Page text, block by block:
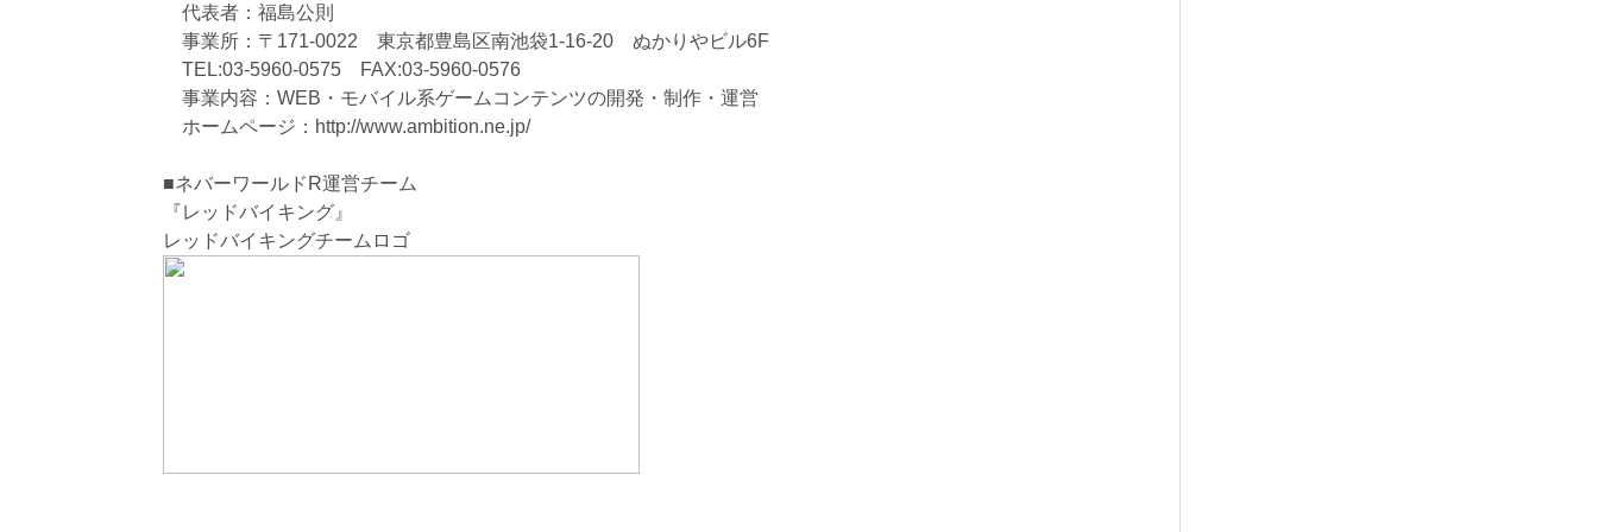
代表者：福島公則
事業所：〒171-0022 東京都豊島区南池袋1-16-20 ぬかりやビル6F
TEL:03-5960-0575 FAX:03-5960-0576
事業内容：WEB・モバイル系ゲームコンテンツの開発・制作・運営
ホームページ：http://www.ambition.ne.jp/
■ネバーワールドR運営チーム
『レッドバイキング』
レッドバイキングチームロゴ